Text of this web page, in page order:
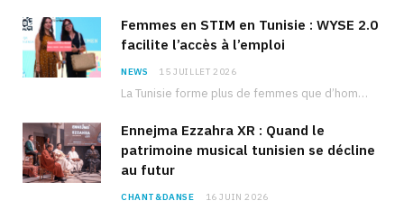
Femmes en STIM en Tunisie : WYSE 2.0
facilite l’accès à l’emploi
NEWS 15 JUILLET 2026
La Tunisie forme plus de femmes que d’hommes dans les filières scientifiques. Pourtant, pour beaucoup…
Ennejma Ezzahra XR : Quand le
patrimoine musical tunisien se décline
au futur
CHANT&DANSE 16 JUIN 2026